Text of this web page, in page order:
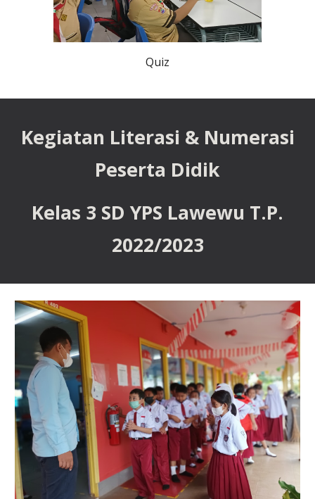
Quiz
Kegiatan Literasi & Numerasi
Peserta Didik
Kelas 3 SD YPS Lawewu T.P.
2022/2023